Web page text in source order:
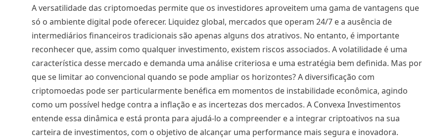
A versatilidade das criptomoedas permite que os investidores aproveitem uma gama de vantagens que
só o ambiente digital pode oferecer. Liquidez global, mercados que operam 24/7 e a ausência de
intermediários financeiros tradicionais são apenas alguns dos atrativos. No entanto, é importante
reconhecer que, assim como qualquer investimento, existem riscos associados. A volatilidade é uma
característica desse mercado e demanda uma análise criteriosa e uma estratégia bem definida. Mas por
que se limitar ao convencional quando se pode ampliar os horizontes? A diversificação com
criptomoedas pode ser particularmente benéfica em momentos de instabilidade econômica, agindo
como um possível hedge contra a inflação e as incertezas dos mercados. A Convexa Investimentos
entende essa dinâmica e está pronta para ajudá-lo a compreender e a integrar criptoativos na sua
carteira de investimentos, com o objetivo de alcançar uma performance mais segura e inovadora.